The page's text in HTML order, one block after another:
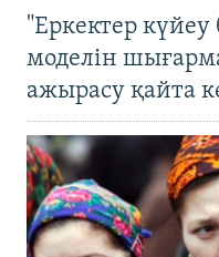
"Еркектер
моделін
ажырасу қайта